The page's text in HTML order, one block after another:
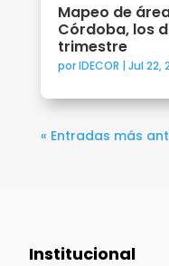
Mapeo de
Córdoba, los
trimestre
porIDECOR | Jul 22,
« Entradas más
Institucional